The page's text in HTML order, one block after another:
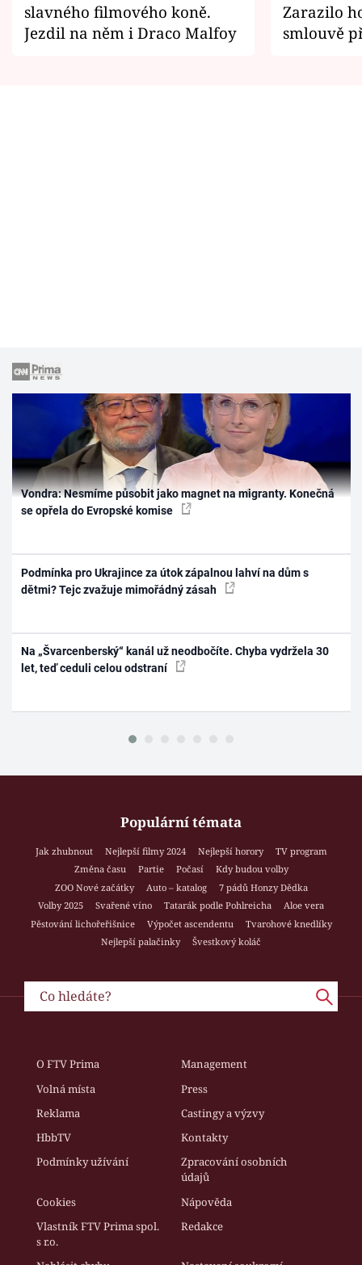
slavného filmového koně.
Jezdil na něm i Draco Malfoy
Zarazilo
smlouvě
Vondra: Nesmíme působit jako magnet na migranty. Konečná
se opřela do Evropské komise
Podmínka pro Ukrajince za útok zápalnou lahví na dům s
dětmi? Tejc zvažuje mimořádný zásah
Na „Švarcenberský“ kanál už neodbočíte. Chyba vydržela 30
let, teď ceduli celou odstraní
Populární témata
Jak zhubnout Nejlepší filmy 2024 Nejlepší horory
TV program
Změna času
Partie Počasí
Kdy budou volby
ZOO Nové začátky
Auto – katalog
7 pádů Honzy Dědka
Volby 2025
Svařené víno Tatarák podle Pohlreicha
Aloe vera
Pěstování lichořeřišnice
Výpočet ascendentu
Tvarohové knedlíky
Nejlepší palačinky
Švestkový koláč
O FTV Prima
Management
Volná místa
Press
Reklama
Castingy a výzvy
HbbTV
Kontakty
Podmínky užívání
Zpracování osobních
údajů
Cookies
Nápověda
Vlastník FTV Prima spol.
s r.o.
Redakce